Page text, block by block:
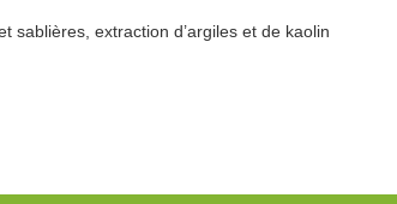
sablières, extraction d’argiles et de kaolin